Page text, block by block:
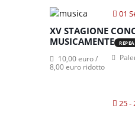
01
XV STAGIONE
MUSICAMENTE
10,00 euro /
8,00 euro ridotto
25 -